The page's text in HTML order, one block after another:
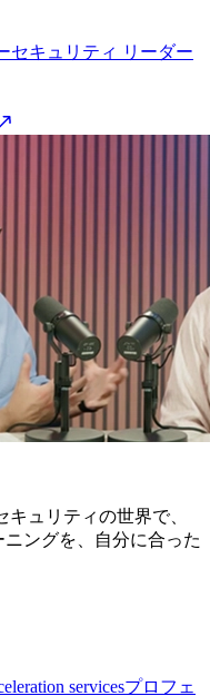
セキュリティ リーダー
ュリティの世界で、
ングを、自分に合った
servicesプロフェ